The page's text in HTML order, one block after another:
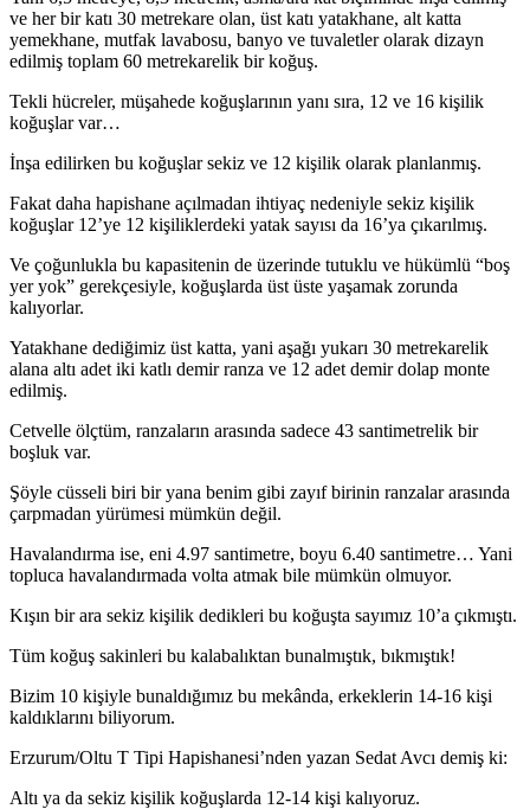
ve her bir katı 30 metrekare olan, üst katı yatakhane, alt katta
yemekhane, mutfak lavabosu, banyo ve tuvaletler olarak dizayn
edilmiş toplam 60 metrekarelik bir koğuş.
Tekli hücreler, müşahede koğuşlarının yanı sıra, 12 ve 16 kişilik
koğuşlar var…
İnşa edilirken bu koğuşlar sekiz ve 12 kişilik olarak planlanmış.
Fakat daha hapishane açılmadan ihtiyaç nedeniyle sekiz kişilik
koğuşlar 12’ye 12 kişiliklerdeki yatak sayısı da 16’ya çıkarılmış.
Ve çoğunlukla bu kapasitenin de üzerinde tutuklu ve hükümlü “boş
yer yok” gerekçesiyle, koğuşlarda üst üste yaşamak zorunda
kalıyorlar.
Yatakhane dediğimiz üst katta, yani aşağı yukarı 30 metrekarelik
alana altı adet iki katlı demir ranza ve 12 adet demir dolap monte
edilmiş.
Cetvelle ölçtüm, ranzaların arasında sadece 43 santimetrelik bir
boşluk var.
Şöyle cüsseli biri bir yana benim gibi zayıf birinin ranzalar arasında
çarpmadan yürümesi mümkün değil.
Havalandırma ise, eni 4.97 santimetre, boyu 6.40 santimetre… Yani
topluca havalandırmada volta atmak bile mümkün olmuyor.
Kışın bir ara sekiz kişilik dedikleri bu koğuşta sayımız 10’a çıkmıştı.
Tüm koğuş sakinleri bu kalabalıktan bunalmıştık, bıkmıştık!
Bizim 10 kişiyle bunaldığımız bu mekânda, erkeklerin 14-16 kişi
kaldıklarını biliyorum.
Erzurum/Oltu T Tipi Hapishanesi’nden yazan Sedat Avcı demiş ki:
Altı ya da sekiz kişilik koğuşlarda 12-14 kişi kalıyoruz.